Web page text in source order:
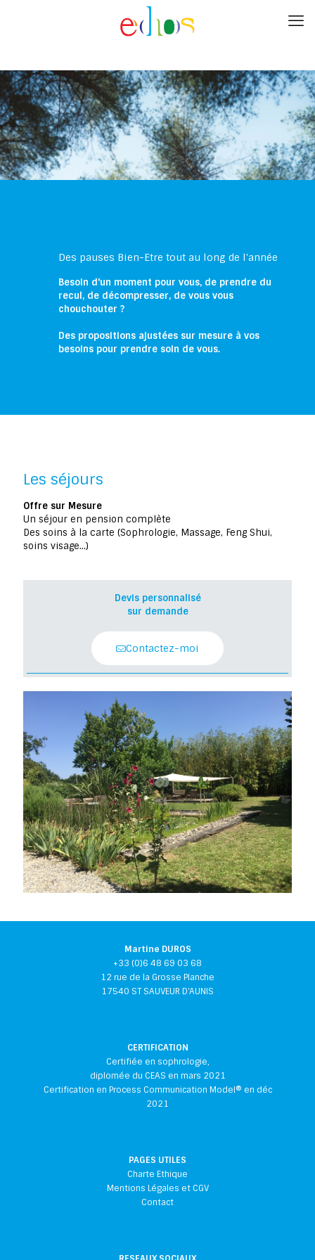
Des pauses Bien-Etre tout au long de l'année
Besoin d'un moment pour vous, de prendre du
recul, de décompresser, de vous vous
chouchouter ?
Des propositions ajustées sur mesure à vos
besoins pour prendre soin de vous.
Les séjours
Offre sur Mesure
Un séjour en pension complète
Des soins à la carte (Sophrologie, Massage, Feng Shui,
soins visage...)
Devis personnalisé
sur demande
Contactez-moi
Martine DUROS
+33 (0)6 48 69 03 68
12 rue de la Grosse Planche
17540 ST SAUVEUR D'AUNIS
CERTIFICATION
Certifiée en sophrologie,
diplomée du CEAS en mars 2021
Certification en Process Communication Model® en déc
2021
PAGES UTILES
Charte Ethique
Mentions Légales et CGV
Contact